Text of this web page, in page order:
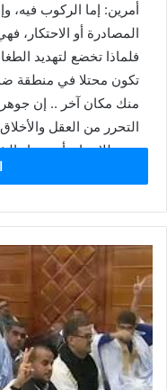
أمرين: إما الركوب فيه،
المصادرة أو الاحتكار،
فلماذا تخضع لتهديد
تكون محتلا في منطقة
منك مكان آخر .. إن
التحرر من العقل
يجيز للإنسان أن يختار
تعطى لمن يستحقها، بل
عن شيء عظيم كالحرية
كلماتي عظمة عفويتكم
والابتسامة حين
.. إحتفلت بخيال بطل
ارض ما في بلد ما، ثم
على طريقتي وأنا أتابع
ذلك في بلاد كثيرة